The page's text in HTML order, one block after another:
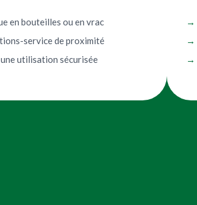
en bouteilles ou en vrac
service de proximité
utilisation sécurisée